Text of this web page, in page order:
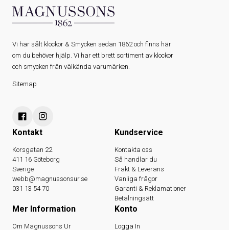
Vi har sålt klockor & Smycken sedan 1862 och finns här
om du behöver hjälp. Vi har ett brett sortiment av klockor
och smycken från välkända varumärken.
Sitemap
Kontakt
Korsgatan 22
411 16 Göteborg
Sverige
webb@magnussonsur.se
031 13 54 70
Kundservice
Kontakta oss
Så handlar du
Frakt & Leverans
Vanliga frågor
Garanti & Reklamationer
Betalningsätt
Mer Information
Om Magnussons Ur
Konto
Logga In